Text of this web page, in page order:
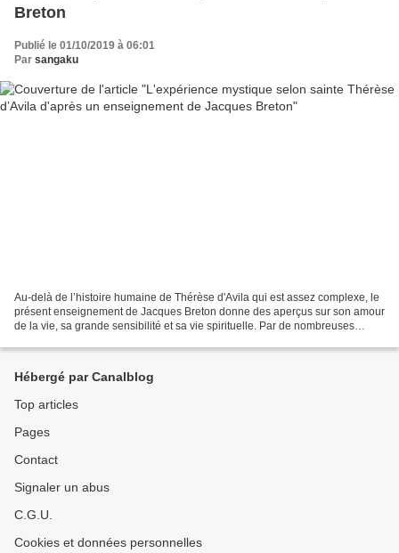
Breton
Publié le 01/10/2019 à 06:01
Par sangaku
Au-delà de l’histoire humaine de Thérèse d'Avila qui est assez complexe, le
présent enseignement de Jacques Breton donne des aperçus sur son amour
de la vie, sa grande sensibilité et sa vie spirituelle. Par de nombreuses
Hébergé par Canalblog
Top articles
Pages
Contact
Signaler un abus
C.G.U.
Cookies et données personnelles